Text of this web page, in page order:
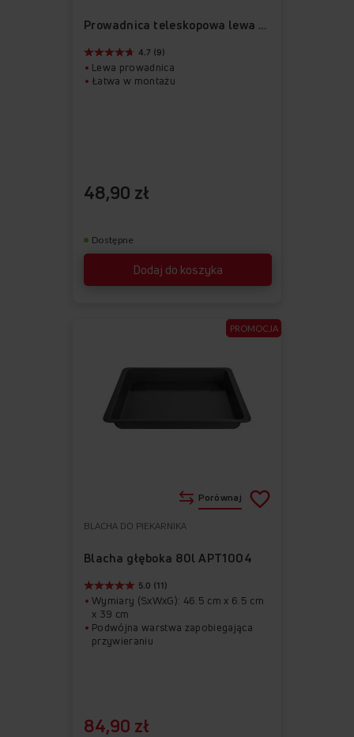
Prowadnica teleskopowa lewa APG1001
Dodaj do koszyka
4.7 (9)
Lewa prowadnica
Łatwa w montażu
48,90 zł
Dostępne
BLACHA DO PIEKARNIKA
Blacha głęboka 80l APT1004
5.0 (11)
Wymiary (SxWxG): 46.5 cm x 6.5 cm
x 39 cm
Podwójna warstwa zapobiegająca
przywieraniu
84,90 zł
Porównaj
PROMOCJA